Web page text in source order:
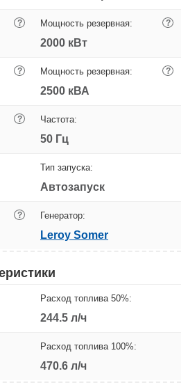
? Мощность резервная: ?
2000 кВт
? Мощность резервная: ?
2500 кВА
? Частота:
50 Гц
Тип запуска:
Автозапуск
? Генератор:
Leroy Somer
Расход топлива 50%:
244.5 л/ч
Расход топлива 100%:
470.6 л/ч